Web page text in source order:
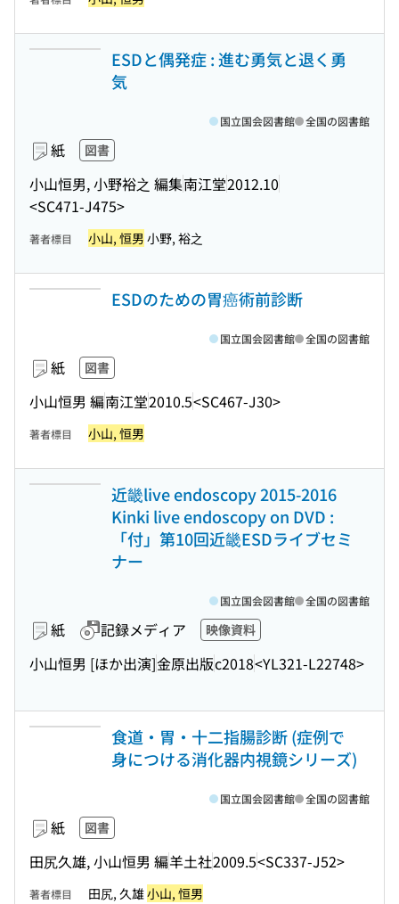
ESDと偶発症 : 進む勇気と退く勇
気
紙 図書
小山恒男, 小野裕之 編集南江堂2012.10
<SC471-J475>
国立国会図書館 全国の図書館
著者標目 小山, 恒男 小野, 裕之
ESDのための胃癌術前診断
紙 図書
小山恒男 編南江堂2010.5<SC467-J30>
国立国会図書館 全国の図書館
著者標目 小山, 恒男
近畿live endoscopy 2015-2016
Kinki live endoscopy on DVD :
「付」第10回近畿ESDライブセミ
ナー
紙 記録メディア 映像資料
小山恒男 [ほか出演]金原出版c2018<YL321-L22748>
国立国会図書館 全国の図書館
食道・胃・十二指腸診断 (症例で
身につける消化器内視鏡シリーズ)
紙 図書
田尻久雄, 小山恒男 編羊土社2009.5<SC337-J52>
国立国会図書館 全国の図書館
著者標目 田尻, 久雄小山, 恒男